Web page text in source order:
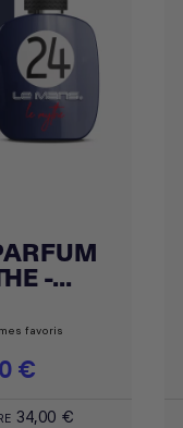
-...
favoris
€
34,00 €